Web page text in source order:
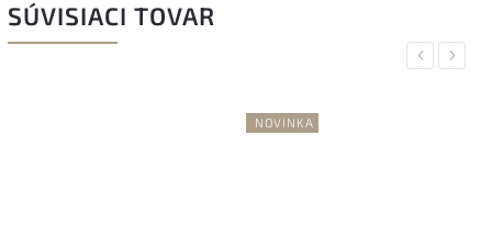
SÚVISIACI TOVAR
Previous
NOVINKA
Next